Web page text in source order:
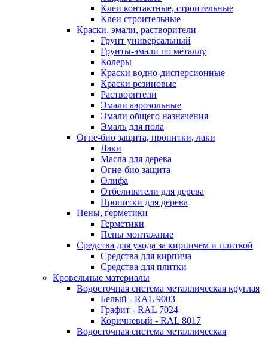
Клеи контактные, строительные
Клеи строительные
Краски, эмали, растворители
Грунт универсальный
Грунты-эмали по металлу
Колеры
Краски водно-дисперсионные
Краски резиновые
Растворители
Эмали аэрозольные
Эмали общего назначения
Эмаль для пола
Огне-био защита, пропитки, лаки
Лаки
Масла для дерева
Огне-био защита
Олифа
Отбеливатели для дерева
Пропитки для дерева
Пены, герметики
Герметики
Пены монтажные
Средства для ухода за кирпичем и плиткой
Средства для кирпича
Средства для плитки
Кровельные материалы
Водосточная система металлическая круглая
Белый - RAL 9003
Графит - RAL 7024
Коричневый - RAL 8017
Водосточная система металлическая